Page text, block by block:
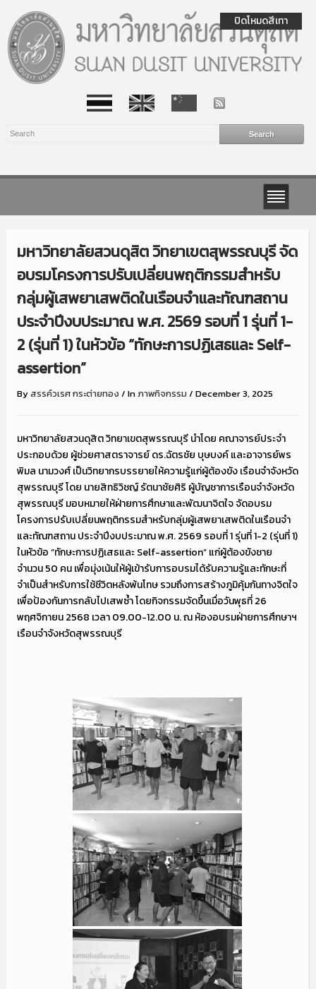
มหาวิทยาลัยสวนดุสิต วิทยาเขตสุพรรณบุรี จัด
อบรมโครงการปรับเปลี่ยนพฤติกรรมสำหรับ
กลุ่มผู้เสพยาเสพติดในเรือนจำและทัณฑสถาน
ประจำปีงบประมาณ พ.ศ. 2569 รอบที่ 1 รุ่นที่ 1-
2 (รุ่นที่ 1) ในหัวข้อ “ทักษะการปฏิเสธและ Self-
assertion”
Byสรรค์วเรศ กระต่ายทอง / Inภาพกิจกรรม / December 3, 2025
มหาวิทยาลัยสวนดุสิต วิทยาเขตสุพรรณบุรี นำโดย คณาจารย์ประจำ
ประกอบด้วย ผู้ช่วยศาสตราจารย์ ดร.ฉัตรชัย บุษบงค์ และอาจารย์พร
พิมล นามวงศ์ เป็นวิทยากรบรรยายให้ความรู้แก่ผู้ต้องขัง เรือนจำจังหวัด
สุพรรณบุรี โดย นายสิทธิวิชญ์ รัตนาชัยศิริ ผู้บัญชาการเรือนจำจังหวัด
สุพรรณบุรี มอบหมายให้ฝ่ายการศึกษาและพัฒนาจิตใจ จัดอบรม
โครงการปรับเปลี่ยนพฤติกรรมสำหรับกลุ่มผู้เสพยาเสพติดในเรือนจำ
และทัณฑสถาน ประจำปีงบประมาณ พ.ศ. 2569 รอบที่ 1 รุ่นที่ 1-2 (รุ่นที่ 1)
ในหัวข้อ “ทักษะการปฏิเสธและ Self-assertion” แก่ผู้ต้องขังชาย
จำนวน 50 คน เพื่อมุ่งเน้นให้ผู้เข้ารับการอบรมได้รับความรู้และทักษะที่
จำเป็นสำหรับการใช้ชีวิตหลังพ้นโทษ รวมถึงการสร้างภูมิคุ้มกันทางจิตใจ
เพื่อป้องกันการกลับไปเสพซ้ำ โดยกิจกรรมจัดขึ้นเมื่อวันพุธที่ 26
พฤศจิกายน 2568 เวลา 09.00-12.00 น. ณ ห้องอบรมฝ่ายการศึกษาฯ
เรือนจำจังหวัดสุพรรณบุรี
ปิดโหมดสีเทา